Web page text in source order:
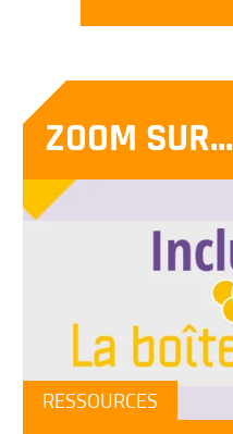
ZOOM SUR...
RESSOURCES